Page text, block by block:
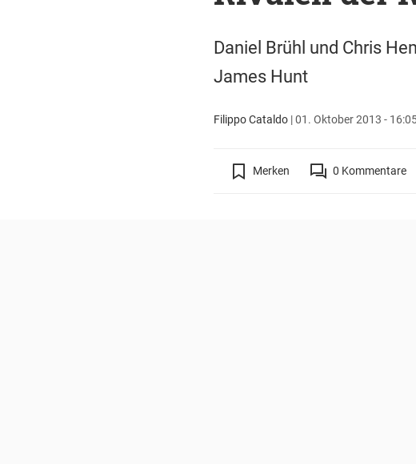
Daniel Brühl und Chris
James Hunt
Filippo Cataldo|01. Oktober 2013 -
Merken 0 Kommentare